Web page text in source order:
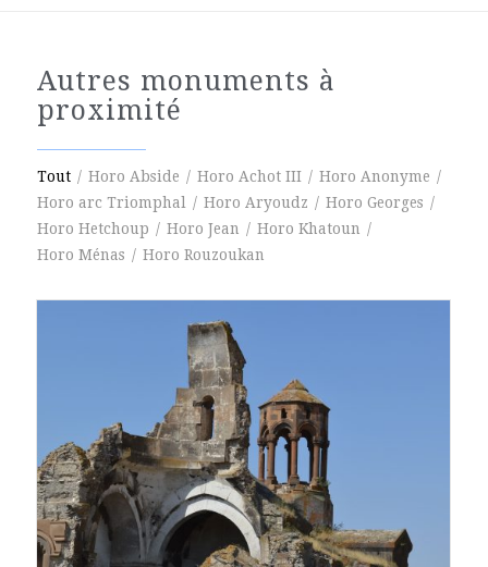
Autres monuments à
proximité
Tout / Horo Abside / Horo Achot III / Horo Anonyme /
Horo arc Triomphal
/ Horo Aryoudz / Horo Georges /
Horo Hetchoup / Horo Jean / Horo Khatoun /
Horo Ménas / Horo Rouzoukan